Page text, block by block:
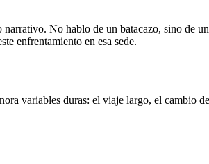
No hablo de un batacazo, sino de
enfrentamiento en esa sede.
variables duras: el viaje largo, el cambio